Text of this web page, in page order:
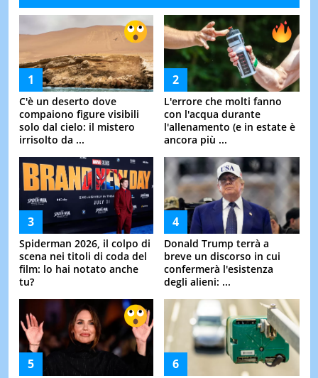
C'è un deserto dove
compaiono figure visibili
solo dal cielo: il mistero
irrisolto da ...
L'errore che molti fanno
con l'acqua durante
l'allenamento (e in estate è
ancora più ...
Spiderman 2026, il colpo di
scena nei titoli di coda del
film: lo hai notato anche
tu?
Donald Trump terrà a
breve un discorso in cui
confermerà l'esistenza
degli alieni: ...